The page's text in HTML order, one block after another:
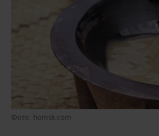
Фото: homsk.com